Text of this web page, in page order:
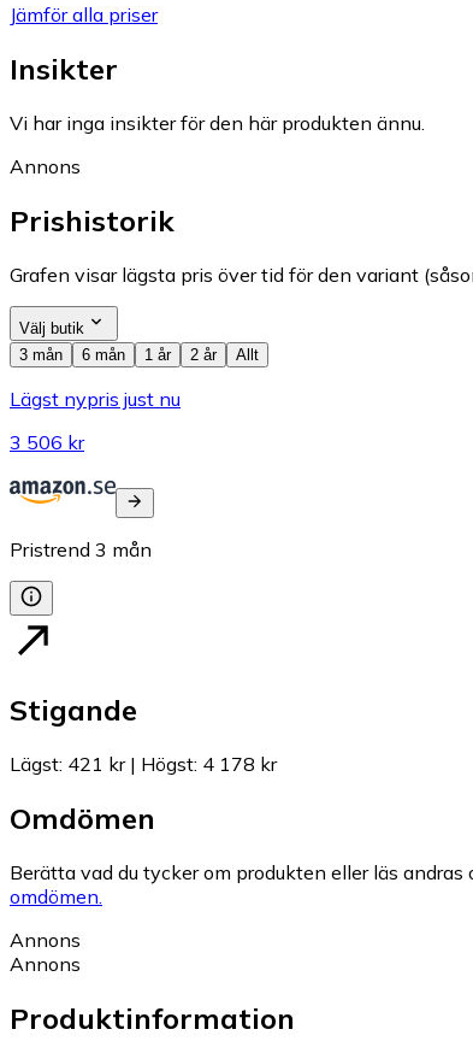
Jämför alla priser
Insikter
Vi har inga insikter för den här produkten ännu.
Annons
Prishistorik
Grafen visar lägsta pris över tid för den variant
Välj butik
3 mån
6 mån 1 år 2 år Allt
Lägst nypris just nu
3 506 kr
Pristrend 3 mån
Stigande
Lägst: 421 kr| Högst: 4 178 kr
Omdömen
Berätta vad du tycker om produkten eller läs
omdömen.
Annons
Annons
Produktinformation